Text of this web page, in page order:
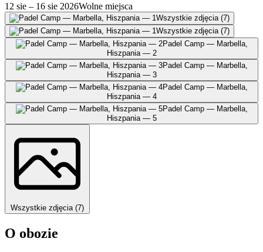
12 sie – 16 sie 2026Wolne miejsca
Wszystkie zdjęcia (7)
Wszystkie zdjęcia (7)
Padel Camp — Marbella,
Hiszpania — 2
Padel Camp — Marbella,
Hiszpania — 3
Padel Camp — Marbella,
Hiszpania — 4
Padel Camp — Marbella,
Hiszpania — 5
Wszystkie zdjęcia (7)
O obozie